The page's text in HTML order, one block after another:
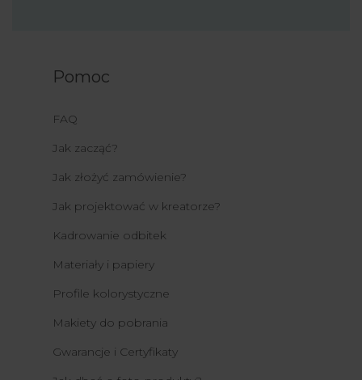
Pomoc
FAQ
Jak zacząć?
Jak złożyć zamówienie?
Jak projektować w kreatorze?
Kadrowanie odbitek
Materiały i papiery
Profile kolorystyczne
Makiety do pobrania
Gwarancje i Certyfikaty